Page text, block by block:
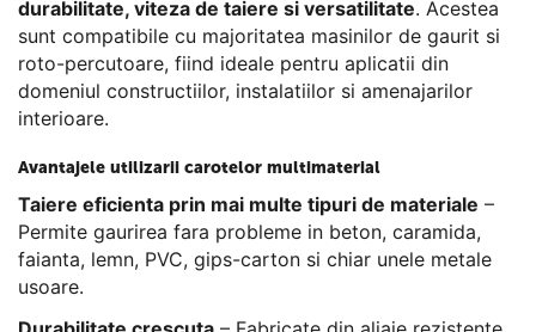
durabilitate, viteza de taiere si versatilitate. Acestea
sunt compatibile cu majoritatea masinilor de gaurit si
roto-percutoare, fiind ideale pentru aplicatii din
domeniul constructiilor, instalatiilor si amenajarilor
interioare.
Avantajele utilizarii carotelor multimaterial
Taiere eficienta prin mai multe tipuri de materiale –
Permite gaurirea fara probleme in beton, caramida,
faianta, lemn, PVC, gips-carton si chiar unele metale
usoare.